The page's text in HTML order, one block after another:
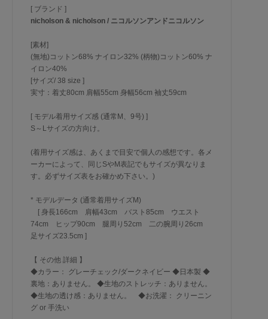
[ ブランド ]
nicholson & nicholson / ニコルソンアンドニコルソン
[素材]
(無地)コットン68% ナイロン32% (柄物)コットン60% ナ
イロン40%
[サイズ/ 38 size ]
実寸：着丈80cm 肩幅55cm 身幅56cm 袖丈59cm
[ モデル着用サイズ感 (通常M、9号) ]
S～Lサイズの方向け。
(着用サイズ感は、あくまで目安で個人の感想です。各メ
ーカーによって、同じSやM表記でもサイズが異なりま
す。必ずサイズ表をお確かめ下さい。)
* モデルデータ (通常着用サイズM)
[ 身長166cm 肩幅43cm バスト85cm ウエスト
74cm ヒップ90cm 腿周り52cm 二の腕周り26cm
足サイズ23.5cm ]
【 その他 詳細 】
◆カラー： グレーチェック/ダークネイビー ◆日本製 ◆
裏地：ありません。 ◆生地のストレッチ：ありません。
◆生地の透け感：ありません。 ◆お洗濯： クリーニン
グ or 手洗い